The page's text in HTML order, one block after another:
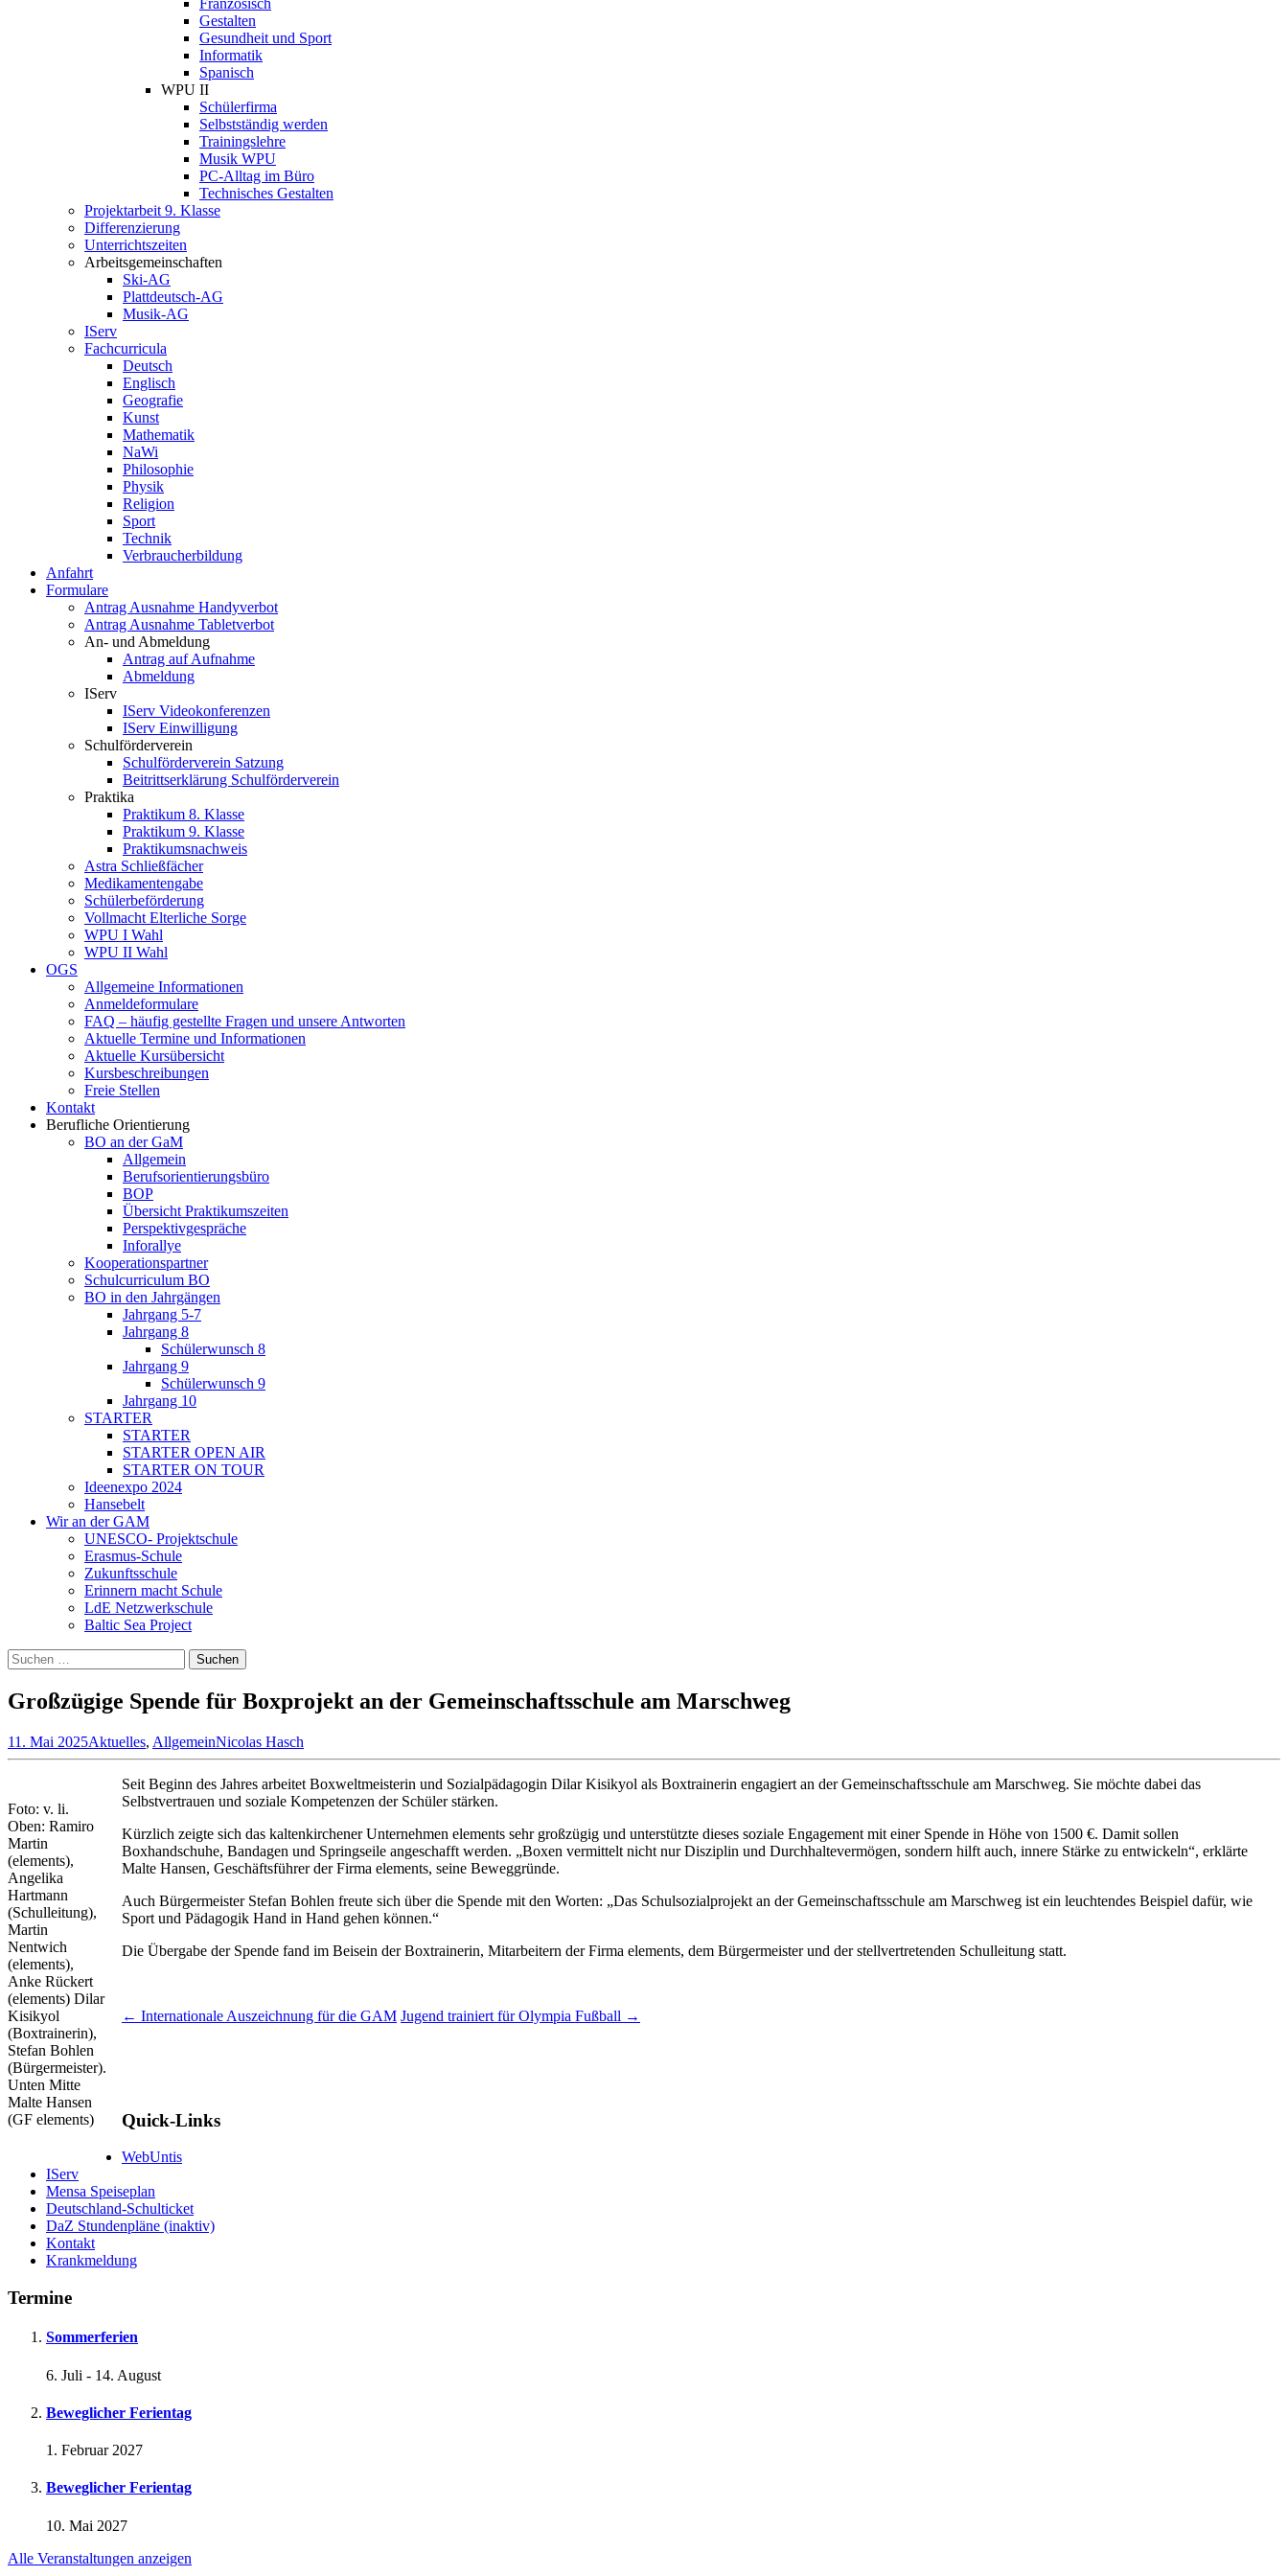
Französisch
Gestalten
Gesundheit und Sport
Informatik
Spanisch
WPU II
Schülerfirma
Selbstständig werden
Trainingslehre
Musik WPU
PC-Alltag im Büro
Technisches Gestalten
Projektarbeit 9. Klasse
Differenzierung
Unterrichtszeiten
Arbeitsgemeinschaften
Ski-AG
Plattdeutsch-AG
Musik-AG
IServ
Fachcurricula
Deutsch
Englisch
Geografie
Kunst
Mathematik
NaWi
Philosophie
Physik
Religion
Sport
Technik
Verbraucherbildung
Anfahrt
Formulare
Antrag Ausnahme Handyverbot
Antrag Ausnahme Tabletverbot
An- und Abmeldung
Antrag auf Aufnahme
Abmeldung
IServ
IServ Videokonferenzen
IServ Einwilligung
Schulförderverein
Schulförderverein Satzung
Beitrittserklärung Schulförderverein
Praktika
Praktikum 8. Klasse
Praktikum 9. Klasse
Praktikumsnachweis
Astra Schließfächer
Medikamentengabe
Schülerbeförderung
Vollmacht Elterliche Sorge
WPU I Wahl
WPU II Wahl
OGS
Allgemeine Informationen
Anmeldeformulare
FAQ – häufig gestellte Fragen und unsere Antworten
Aktuelle Termine und Informationen
Aktuelle Kursübersicht
Kursbeschreibungen
Freie Stellen
Kontakt
Berufliche Orientierung
BO an der GaM
Allgemein
Berufsorientierungsbüro
BOP
Übersicht Praktikumszeiten
Perspektivgespräche
Inforallye
Kooperationspartner
Schulcurriculum BO
BO in den Jahrgängen
Jahrgang 5-7
Jahrgang 8
Schülerwunsch 8
Jahrgang 9
Schülerwunsch 9
Jahrgang 10
STARTER
STARTER
STARTER OPEN AIR
STARTER ON TOUR
Ideenexpo 2024
Hansebelt
Wir an der GAM
UNESCO- Projektschule
Erasmus-Schule
Zukunftsschule
Erinnern macht Schule
LdE Netzwerkschule
Baltic Sea Project
Suchen
nach:
Großzügige Spende für Boxprojekt an der Gemeinschaftsschule am Marschweg
11. Mai 2025Aktuelles, AllgemeinNicolas Hasch
Foto: v. li.
Oben: Ramiro
Martin
(elements),
Angelika
Hartmann
(Schulleitung),
Martin
Nentwich
(elements),
Anke Rückert
(elements) Dilar
Kisikyol
(Boxtrainerin),
Stefan Bohlen
(Bürgermeister).
Unten Mitte
Malte Hansen
(GF elements)
Seit Beginn des Jahres arbeitet Boxweltmeisterin und Sozialpädagogin Dilar Kisikyol als Boxtrainerin engagiert an der Gemeinschaftsschule am Marschweg. Sie möchte dabei das
Selbstvertrauen und soziale Kompetenzen der Schüler stärken.
Kürzlich zeigte sich das kaltenkirchener Unternehmen elements sehr großzügig und unterstützte dieses soziale Engagement mit einer Spende in Höhe von 1500 €. Damit sollen
Boxhandschuhe, Bandagen und Springseile angeschafft werden. „Boxen vermittelt nicht nur Disziplin und Durchhaltevermögen, sondern hilft auch, innere Stärke zu entwickeln“, erklärte
Malte Hansen, Geschäftsführer der Firma elements, seine Beweggründe.
Auch Bürgermeister Stefan Bohlen freute sich über die Spende mit den Worten: „Das Schulsozialprojekt an der Gemeinschaftsschule am Marschweg ist ein leuchtendes Beispiel dafür, wie
Sport und Pädagogik Hand in Hand gehen können.“
Die Übergabe der Spende fand im Beisein der Boxtrainerin, Mitarbeitern der Firma elements, dem Bürgermeister und der stellvertretenden Schulleitung statt.
Beitrags-
Navigation
← Internationale Auszeichnung für die GAM Jugend trainiert für Olympia Fußball →
Quick-Links
WebUntis
IServ
Mensa Speiseplan
Deutschland-Schulticket
DaZ Stundenpläne (inaktiv)
Kontakt
Krankmeldung
Termine
Sommerferien
6. Juli - 14. August
Beweglicher Ferientag
1. Februar 2027
Beweglicher Ferientag
10. Mai 2027
Alle Veranstaltungen anzeigen